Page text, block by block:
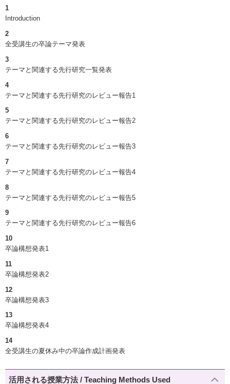
1
Introduction
2
全受講生の卒論テーマ発表
3
テーマと関連する先行研究一覧発表
4
テーマと関連する先行研究のレビュー報告1
5
テーマと関連する先行研究のレビュー報告2
6
テーマと関連する先行研究のレビュー報告3
7
テーマと関連する先行研究のレビュー報告4
8
テーマと関連する先行研究のレビュー報告5
9
テーマと関連する先行研究のレビュー報告6
10
卒論構想発表1
11
卒論構想発表2
12
卒論構想発表3
13
卒論構想発表4
14
全受講生の夏休み中の卒論作成計画発表
活用される授業方法 / Teaching Methods Used